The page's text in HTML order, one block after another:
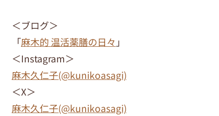
＜ブログ＞
「麻木的 温活薬膳の日々 」
＜Instagram＞
麻木久仁子(@kunikoasagi)
＜X＞
麻木久仁子(@kunikoasagi)